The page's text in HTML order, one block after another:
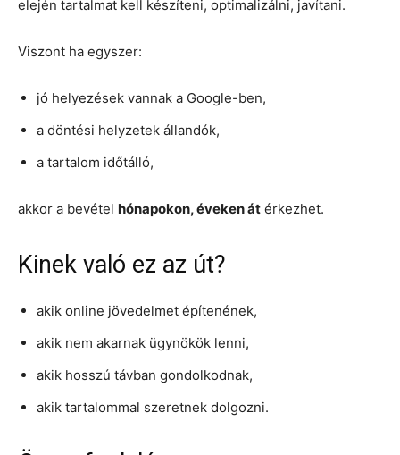
elején tartalmat kell készíteni, optimalizálni, javítani.
Viszont ha egyszer:
jó helyezések vannak a Google-ben,
a döntési helyzetek állandók,
a tartalom időtálló,
akkor a bevétel hónapokon, éveken át érkezhet.
Kinek való ez az út?
akik online jövedelmet építenének,
akik nem akarnak ügynökök lenni,
akik hosszú távban gondolkodnak,
akik tartalommal szeretnek dolgozni.